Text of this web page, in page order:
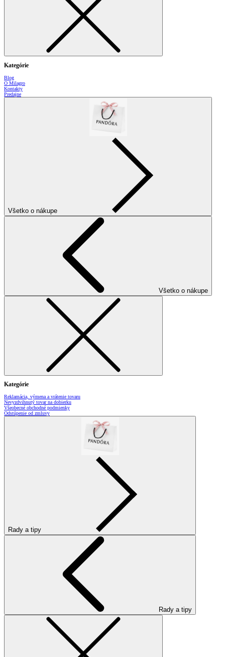
Kategórie
Blog
O Milagro
Kontakty
Predajne
Všetko o nákupe
Všetko o nákupe
Kategórie
Reklamácia, výmena a vrátenie tovaru
Nevyzdvihnutý tovar na dobierku
Všeobecné obchodné podmienky
Odstúpenie od zmluvy
Rady a tipy
Rady a tipy